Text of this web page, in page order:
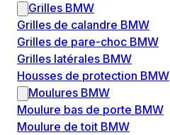
Grilles BMW
Grilles de calandre BMW
Grilles de pare-choc BMW
Grilles latérales BMW
Housses de protection BMW
Moulures BMW
Moulure bas de porte BMW
Moulure de toit BMW